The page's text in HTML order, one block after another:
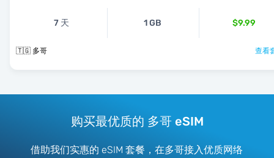
7 天 1 GB $9.99
🇹🇬 多哥 查看
购买最优质的 多哥 eSIM
借助我们实惠的 eSIM 套餐，在多哥接入优质网络